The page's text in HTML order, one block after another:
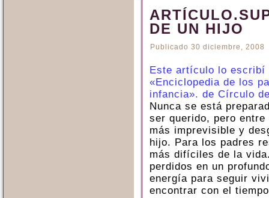
DE UN HIJO
Publicado 30 diciembre, 2008
Este artículo lo escribí
«Enciclopedia de los
infancia». de Círculo
Nunca se está
ser querido, pero
más imprevisible y
hijo. Para los padres
más difíciles de la
perdidos en un
energía para seguir
encontrar con el